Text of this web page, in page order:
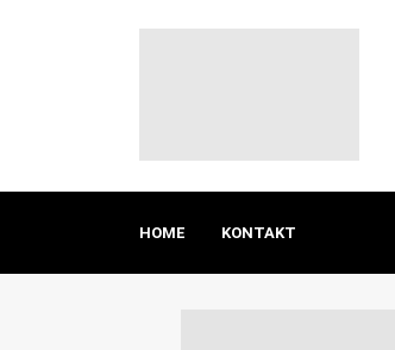
HOME KONTAKT